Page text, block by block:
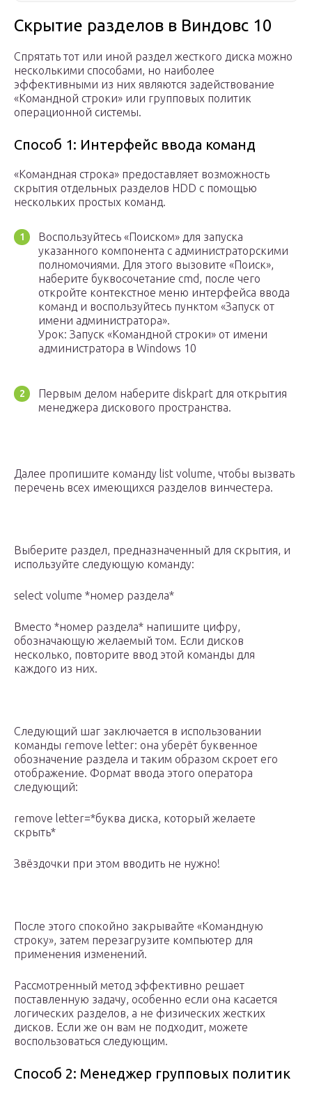
Скрытие разделов в Виндовс 10
Спрятать тот или иной раздел жесткого диска можно
несколькими способами, но наиболее
эффективными из них являются задействование
«Командной строки» или групповых политик
операционной системы.
Способ 1: Интерфейс ввода команд
«Командная строка» предоставляет возможность
скрытия отдельных разделов HDD с помощью
нескольких простых команд.
Воспользуйтесь «Поиском» для запуска
указанного компонента с администраторскими
полномочиями. Для этого вызовите «Поиск»,
наберите буквосочетание cmd, после чего
откройте контекстное меню интерфейса ввода
команд и воспользуйтесь пунктом «Запуск от
имени администратора».
Урок: Запуск «Командной строки» от имени
администратора в Windows 10
Первым делом наберите diskpart для открытия
менеджера дискового пространства.
Далее пропишите команду list volume, чтобы вызвать
перечень всех имеющихся разделов винчестера.
Выберите раздел, предназначенный для скрытия, и
используйте следующую команду:
select volume *номер раздела*
Вместо *номер раздела* напишите цифру,
обозначающую желаемый том. Если дисков
несколько, повторите ввод этой команды для
каждого из них.
Следующий шаг заключается в использовании
команды remove letter: она уберёт буквенное
обозначение раздела и таким образом скроет его
отображение. Формат ввода этого оператора
следующий:
remove letter=*буква диска, который желаете
скрыть*
Звёздочки при этом вводить не нужно!
После этого спокойно закрывайте «Командную
строку», затем перезагрузите компьютер для
применения изменений.
Рассмотренный метод эффективно решает
поставленную задачу, особенно если она касается
логических разделов, а не физических жестких
дисков. Если же он вам не подходит, можете
воспользоваться следующим.
Способ 2: Менеджер групповых политик